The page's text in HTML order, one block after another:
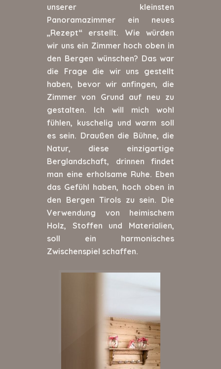
unserer kleinsten
Panoramazimmer ein neues
„Rezept“ erstellt. Wie würden
wir uns ein Zimmer hoch oben in
den Bergen wünschen? Das war
die Frage die wir uns gestellt
haben, bevor wir anfingen, die
Zimmer von Grund auf neu zu
gestalten. Ich will mich wohl
fühlen, kuschelig und warm soll
es sein. Draußen die Bühne, die
Natur, diese einzigartige
Berglandschaft, drinnen findet
man eine erholsame Ruhe. Eben
das Gefühl haben, hoch oben in
den Bergen Tirols zu sein. Die
Verwendung von heimischem
Holz, Stoffen und Materialien,
soll ein harmonisches
Zwischenspiel schaffen.